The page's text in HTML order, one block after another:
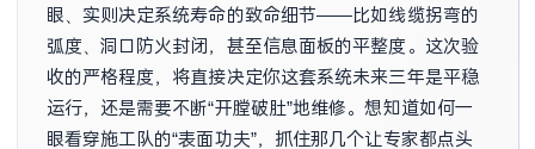
眼、实则决定系统寿命的致命细节——比如线缆拐弯的
弧度、洞口防火封闭，甚至信息面板的平整度。这次验
收的严格程度，将直接决定你这套系统未来三年是平稳
运行，还是需要不断“开膛破肚”地维修。想知道如何一
眼看穿施工队的“表面功夫”，抓住那几个让专家都点头